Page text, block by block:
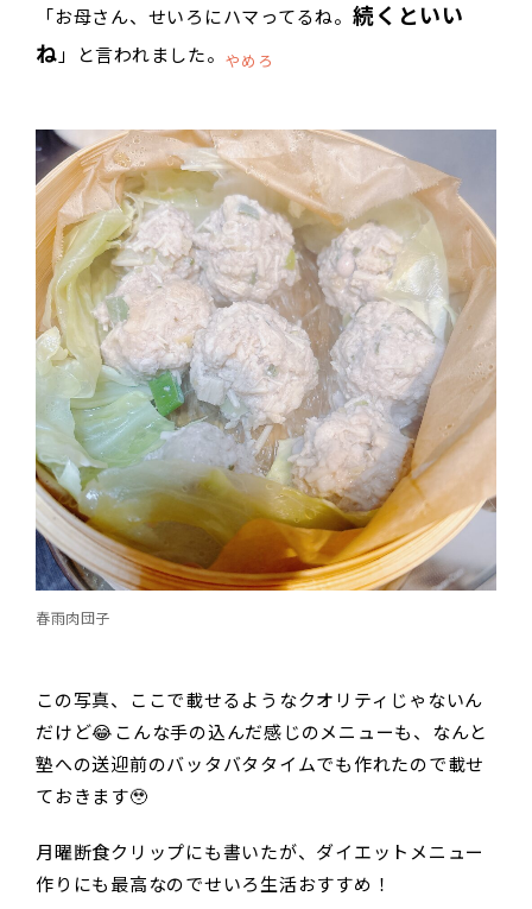
「お母さん、せいろにハマってるね。 続くといい
ね 」と言われました。 やめろ
春雨肉団子
この写真、ここで載せるようなクオリティじゃないん
だけど😂こんな手の込んだ感じのメニューも、なんと
塾への送迎前のバッタバタタイムでも作れたので載せ
ておきます🥹
月曜断食クリップにも書いたが、ダイエットメニュー
作りにも最高なのでせいろ生活おすすめ！